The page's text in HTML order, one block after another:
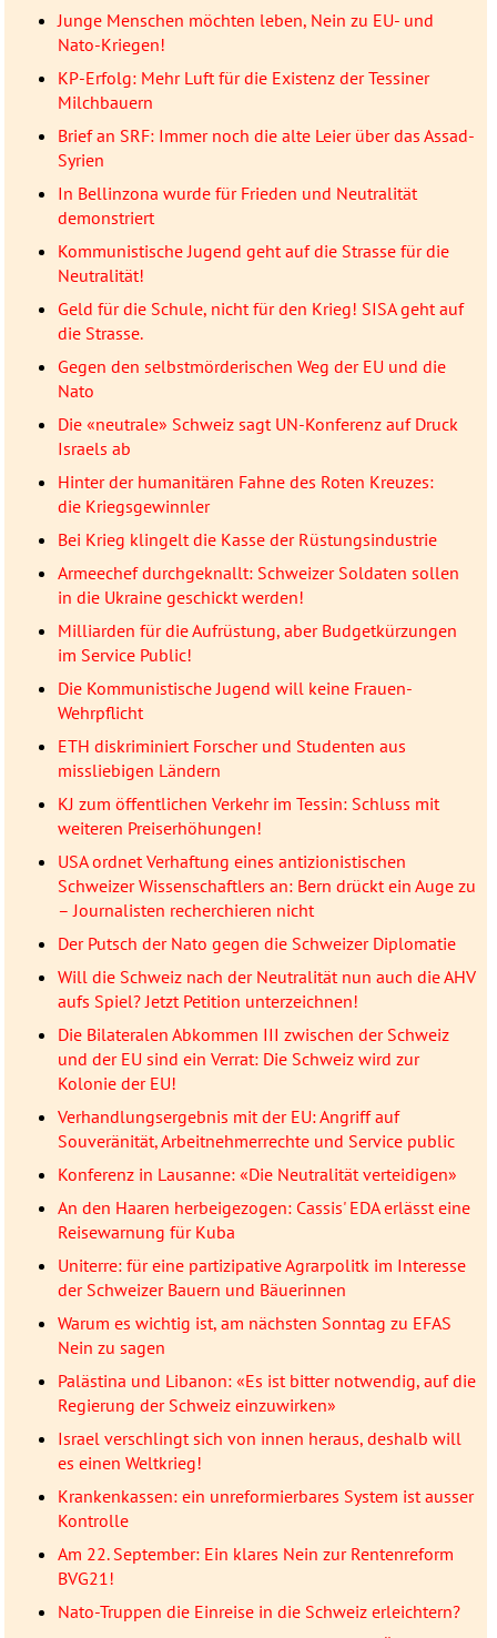
Junge Menschen möchten leben, Nein zu EU- und
Nato-Kriegen!
KP-Erfolg: Mehr Luft für die Existenz der Tessiner
Milchbauern
Brief an SRF: Immer noch die alte Leier über das Assad-
Syrien
In Bellinzona wurde für Frieden und Neutralität
demonstriert
Kommunistische Jugend geht auf die Strasse für die
Neutralität!
Geld für die Schule, nicht für den Krieg! SISA geht auf
die Strasse.
Gegen den selbstmörderischen Weg der EU und die
Nato
Die «neutrale» Schweiz sagt UN-Konferenz auf Druck
Israels ab
Hinter der humanitären Fahne des Roten Kreuzes:
die Kriegsgewinnler
Bei Krieg klingelt die Kasse der Rüstungsindustrie
Armeechef durchgeknallt: Schweizer Soldaten sollen
in die Ukraine geschickt werden!
Milliarden für die Aufrüstung, aber Budgetkürzungen
im Service Public!
Die Kommunistische Jugend will keine Frauen-
Wehrpflicht
ETH diskriminiert Forscher und Studenten aus
missliebigen Ländern
KJ zum öffentlichen Verkehr im Tessin: Schluss mit
weiteren Preiserhöhungen!
USA ordnet Verhaftung eines antizionistischen
Schweizer Wissenschaftlers an: Bern drückt ein Auge zu
– Journalisten recherchieren nicht
Der Putsch der Nato gegen die Schweizer Diplomatie
Will die Schweiz nach der Neutralität nun auch die AHV
aufs Spiel? Jetzt Petition unterzeichnen!
Die Bilateralen Abkommen III zwischen der Schweiz
und der EU sind ein Verrat: Die Schweiz wird zur
Kolonie der EU!
Verhandlungsergebnis mit der EU: Angriff auf
Souveränität, Arbeitnehmerrechte und Service public
Konferenz in Lausanne: «Die Neutralität verteidigen»
An den Haaren herbeigezogen: Cassis' EDA erlässt eine
Reisewarnung für Kuba
Uniterre: für eine partizipative Agrarpolitk im Interesse
der Schweizer Bauern und Bäuerinnen
Warum es wichtig ist, am nächsten Sonntag zu EFAS
Nein zu sagen
Palästina und Libanon: «Es ist bitter notwendig, auf die
Regierung der Schweiz einzuwirken»
Israel verschlingt sich von innen heraus, deshalb will
es einen Weltkrieg!
Krankenkassen: ein unreformierbares System ist ausser
Kontrolle
Am 22. September: Ein klares Nein zur Rentenreform
BVG21!
Nato-Truppen die Einreise in die Schweiz erleichtern?